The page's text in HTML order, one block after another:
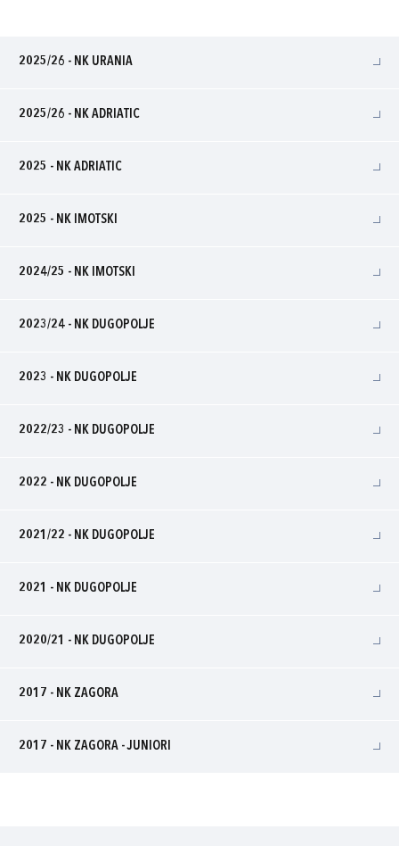
2025/26 - NK URANIA
2025/26 - NK ADRIATIC
2025 - NK ADRIATIC
2025 - NK IMOTSKI
2024/25 - NK IMOTSKI
2023/24 - NK DUGOPOLJE
2023 - NK DUGOPOLJE
2022/23 - NK DUGOPOLJE
2022 - NK DUGOPOLJE
2021/22 - NK DUGOPOLJE
2021 - NK DUGOPOLJE
2020/21 - NK DUGOPOLJE
2017 - NK ZAGORA
2017 - NK ZAGORA - JUNIORI